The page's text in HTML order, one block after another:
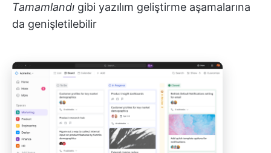
Tamamlandı gibi yazılım geliştirme aşamalarına
da genişletilebilir